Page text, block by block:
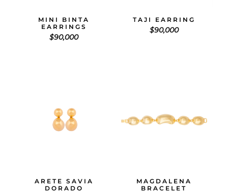
MINI BINTA
EARRINGS
$90,000
TAJI EARRING
$90,000
ARETE SAVIA
DORADO
MAGDALENA
BRACELET